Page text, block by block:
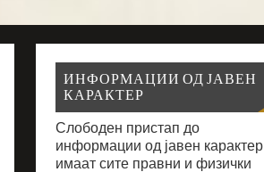
ИНФОРМАЦИИ ОД ЈАВЕН
КАРАКТЕР
Слободен пристап до
информации од јавен карактер
имаат сите правни и физички